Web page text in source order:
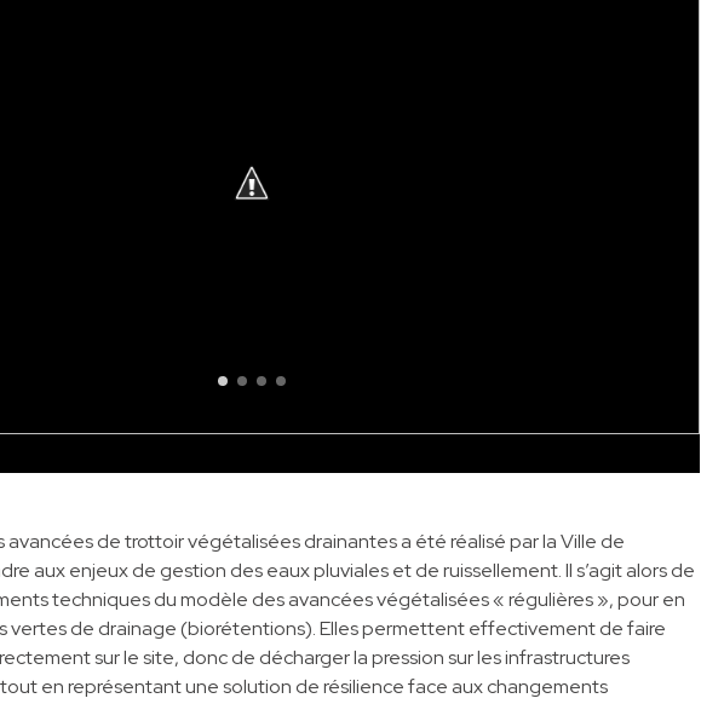
avancées de trottoir végétalisées drainantes a été réalisé par la Ville de
aux enjeux de gestion des eaux pluviales et de ruissellement. Il s’agit alors de
techniques du modèle des avancées végétalisées « régulières », pour en
vertes de drainage (biorétentions). Elles permettent effectivement de faire
sur le site, donc de décharger la pression sur les infrastructures
en représentant une solution de résilience face aux changements